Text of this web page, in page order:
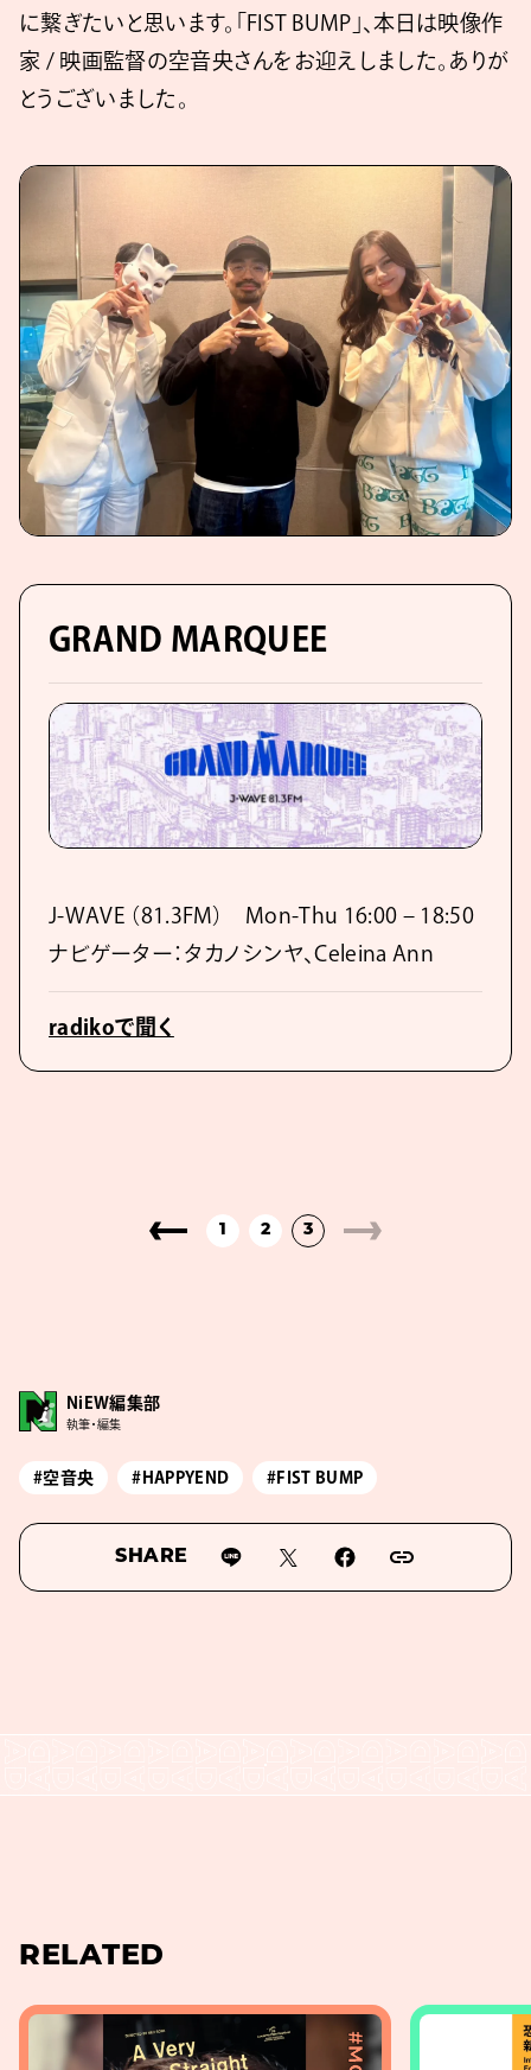
に繋ぎたいと思います。「FIST BUMP」、本日は映像作
家 / 映画監督の空音央さんをお迎えしました。ありが
とうございました。
GRAND MARQUEE
J-WAVE （81.3FM） Mon-Thu 16:00 – 18:50
ナビゲーター：タカノシンヤ、Celeina Ann
radikoで聞く
1 2 3
NiEW編集部
執筆・編集
#空音央 #HAPPYEND #FIST BUMP
SHARE
RELATED